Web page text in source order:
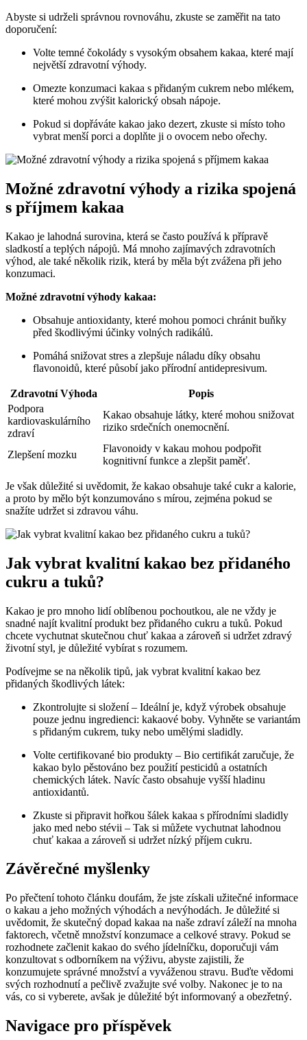
Abyste si udrželi správnou rovnováhu, zkuste se zaměřit na tato
doporučení:
Volte temné čokolády s vysokým obsahem kakaa, které mají
největší zdravotní výhody.
Omezte konzumaci kakaa s přidaným cukrem nebo mlékem,
které mohou zvýšit kalorický obsah nápoje.
Pokud si dopřáváte kakao jako dezert, zkuste si místo toho
vybrat menší porci a doplňte ji o ovocem nebo ořechy.
Možné zdravotní výhody a rizika spojená
s příjmem kakaa
Kakao je lahodná surovina, která se často používá k přípravě
sladkostí a teplých nápojů. Má mnoho zajímavých zdravotních
výhod, ale také několik rizik, která by měla být zvážena při jeho
konzumaci.
Možné zdravotní výhody kakaa:
Obsahuje antioxidanty, které mohou pomoci chránit buňky
před škodlivými účinky volných radikálů.
Pomáhá snižovat stres a zlepšuje náladu díky obsahu
flavonoidů, které působí jako přírodní antidepresivum.
Zdravotní Výhoda
Popis
Podpora
kardiovaskulárního
zdraví
Kakao obsahuje látky, které mohou snižovat
riziko srdečních onemocnění.
Zlepšení mozku
Flavonoidy v kakau mohou podpořit
kognitivní funkce a zlepšit paměť.
Je však důležité si uvědomit, že kakao obsahuje také cukr a kalorie,
a proto by mělo být konzumováno s mírou, zejména pokud se
snažíte udržet si zdravou váhu.
Jak vybrat kvalitní kakao bez přidaného
cukru a tuků?
Kakao je pro mnoho lidí oblíbenou pochoutkou, ale ne vždy je
snadné najít kvalitní produkt bez přidaného cukru a tuků. Pokud
chcete vychutnat skutečnou chuť kakaa a zároveň si udržet zdravý
životní styl, je důležité vybírat s rozumem.
Podívejme se na několik tipů, jak vybrat kvalitní kakao bez
přidaných škodlivých látek:
Zkontrolujte si složení – Ideální je, když výrobek obsahuje
pouze jednu ingredienci: kakaové boby. Vyhněte se variantám
s přidaným cukrem, tuky nebo umělými sladidly.
Volte certifikované bio produkty – Bio certifikát zaručuje, že
kakao bylo pěstováno bez použití pesticidů a ostatních
chemických látek. Navíc často obsahuje vyšší hladinu
antioxidantů.
Zkuste si připravit hořkou šálek kakaa s přírodními sladidly
jako med nebo stévii – Tak si můžete vychutnat lahodnou
chuť kakaa a zároveň si udržet nízký příjem cukru.
Závěrečné myšlenky
Po přečtení tohoto článku doufám, že jste získali užitečné informace
o kakau a jeho možných výhodách a nevýhodách. Je důležité si
uvědomit, že skutečný dopad kakaa na naše zdraví záleží na mnoha
faktorech, včetně množství konzumace a celkové stravy. Pokud se
rozhodnete začlenit kakao do svého jídelníčku, doporučuji vám
konzultovat s odborníkem na výživu, abyste zajistili, že
konzumujete správné množství a vyváženou stravu. Buďte vědomi
svých rozhodnutí a pečlivě zvažujte své volby. Nakonec je to na
vás, co si vyberete, avšak je důležité být informovaný a obezřetný.
Navigace pro příspěvek